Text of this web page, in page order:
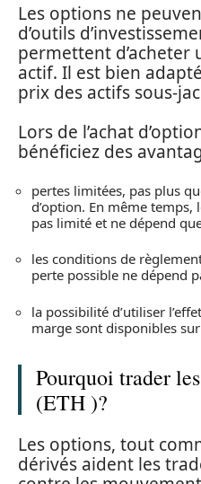
Les options ne
d’outils
permettent
actif. Il est bien
prix des actifs sous-
Lors de l’achat
bénéficiez des
pertes limitées, pas plus
d’option. En même
pas limité et ne dépend
les conditions de
perte possible ne dépend
la possibilité d’utiliser
marge sont disponibles
Pourquoi trader
(ETH )?
Les options, tout
dérivés aident les